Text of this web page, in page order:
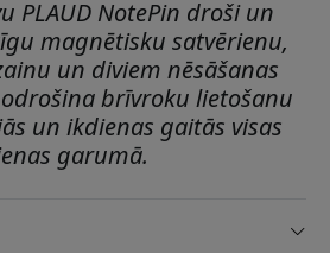
PLAUD NotePin droši un
magnētisku satvērienu,
un diviem nēsāšanas
brīvroku lietošanu
un ikdienas gaitās visas
garumā.